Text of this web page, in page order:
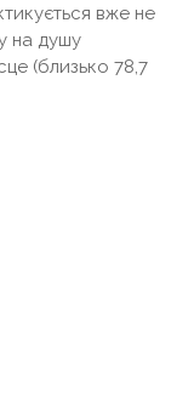
вже не
на душу
(близько 78,7